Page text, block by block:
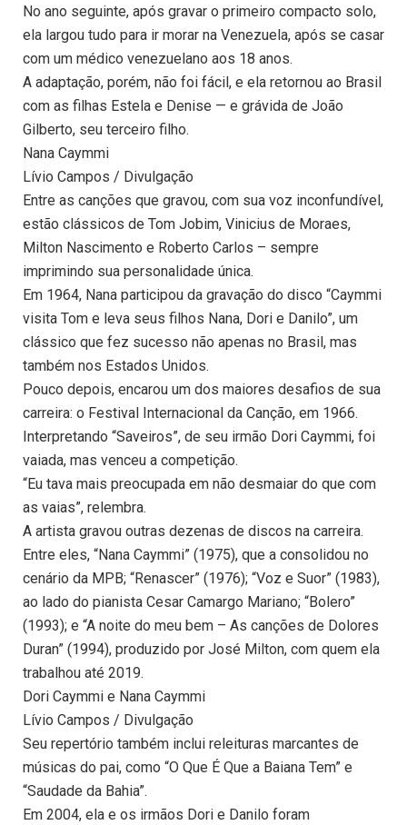
No ano seguinte, após gravar o primeiro compacto solo,
ela largou tudo para ir morar na Venezuela, após se casar
com um médico venezuelano aos 18 anos.
A adaptação, porém, não foi fácil, e ela retornou ao Brasil
com as filhas Estela e Denise — e grávida de João
Gilberto, seu terceiro filho.
Nana Caymmi
Lívio Campos / Divulgação
Entre as canções que gravou, com sua voz inconfundível,
estão clássicos de Tom Jobim, Vinicius de Moraes,
Milton Nascimento e Roberto Carlos – sempre
imprimindo sua personalidade única.
Em 1964, Nana participou da gravação do disco “Caymmi
visita Tom e leva seus filhos Nana, Dori e Danilo”, um
clássico que fez sucesso não apenas no Brasil, mas
também nos Estados Unidos.
Pouco depois, encarou um dos maiores desafios de sua
carreira: o Festival Internacional da Canção, em 1966.
Interpretando “Saveiros”, de seu irmão Dori Caymmi, foi
vaiada, mas venceu a competição.
“Eu tava mais preocupada em não desmaiar do que com
as vaias”, relembra.
A artista gravou outras dezenas de discos na carreira.
Entre eles, “Nana Caymmi” (1975), que a consolidou no
cenário da MPB; “Renascer” (1976); “Voz e Suor” (1983),
ao lado do pianista Cesar Camargo Mariano; “Bolero”
(1993); e “A noite do meu bem – As canções de Dolores
Duran” (1994), produzido por José Milton, com quem ela
trabalhou até 2019.
Dori Caymmi e Nana Caymmi
Lívio Campos / Divulgação
Seu repertório também inclui releituras marcantes de
músicas do pai, como “O Que É Que a Baiana Tem” e
“Saudade da Bahia”.
Em 2004, ela e os irmãos Dori e Danilo foram